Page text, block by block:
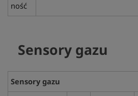
ność
Sensory gazu
Sensory gazu